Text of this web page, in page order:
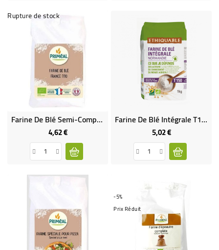
Rupture de stock
Farine De Blé Semi-Complète T110 - 1 Kg
4,62 €Prix
Farine De Blé Intégrale T150 Bio & Équitable
5,02 €Prix
-5%
Prix Réduit